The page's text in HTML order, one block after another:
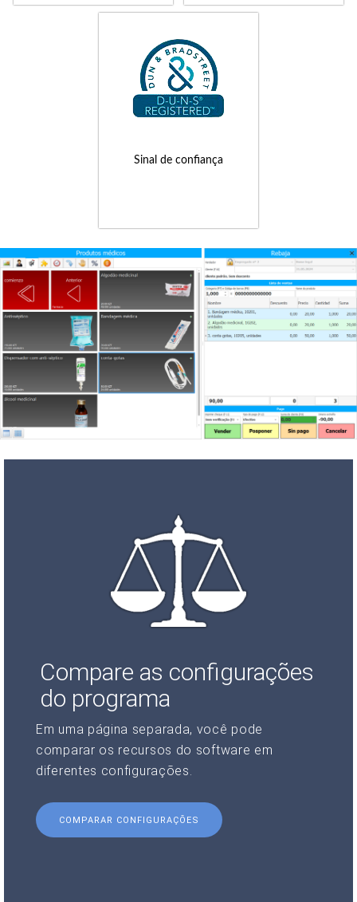
Sinal de confiança
Compare as configurações
do programa
Em uma página separada, você pode
comparar os recursos do software em
diferentes configurações.
COMPARAR CONFIGURAÇÕES